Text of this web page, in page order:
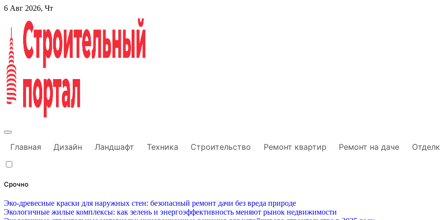
Перейти
содержанию
6 Авг 2026, Чт
Главная Дизайн Ландшафт Техника Строительство Ремонт квартир Ремонт на даче
Срочно
Эко-древесные краски для наружных стен: безопасный ремонт дачи без вреда природе
Экологичные жилые комплексы: как зелень и энергоэффективность меняют рынок недвижимости